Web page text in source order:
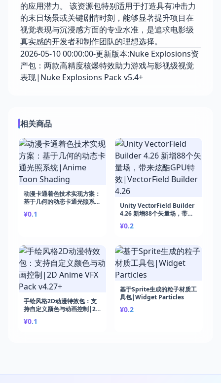
的应用潜力。 该资源包特别适用于打造具有冲击力
的末日场景或关键剧情时刻，能够显著提升项目在
视觉表现与沉浸感方面的专业水准，是追求电影级
真实感的开发者和制作团队的理想选择。
2026-05-10 00:00:00-更新版本:Nuke Explosions资
产包：两款高精度核爆特效助力游戏与影视级视觉
表现|Nuke Explosions Pack v5.4+
相关商品
动漫卡通着色技术实现方案：
基于几何的动态卡通光照系
¥0.1
Unity VectorField Builder
4.26 新增88个矢量场，带来
Builder 4.26
¥0.2
手绘风格2D动漫特效包：支
持自定义颜色与动画控制|2D
¥0.1
基于Sprite生成的粒子材质工
具包|Widget Particles
¥0.2